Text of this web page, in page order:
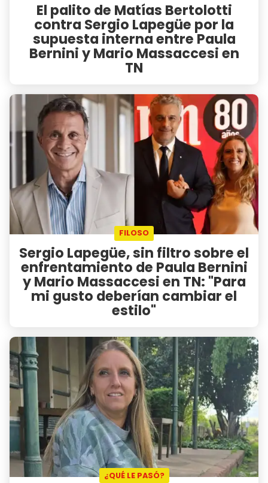
El palito de Matías Bertolotti
contra Sergio Lapegüe por la
supuesta interna entre Paula
Bernini y Mario Massaccesi en
TN
FILOSO
Sergio Lapegüe, sin filtro sobre el
enfrentamiento de Paula Bernini
y Mario Massaccesi en TN: "Para
mi gusto deberían cambiar el
estilo"
¿QUÉ LE PASÓ?